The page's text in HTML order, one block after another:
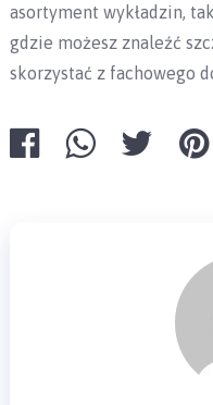
asortyment wykładzin,
gdzie możesz znaleźć
skorzystać z fachowego